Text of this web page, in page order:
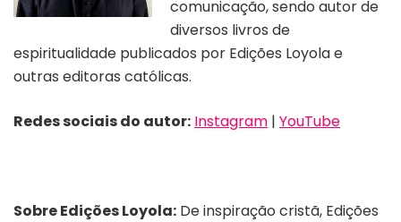
comunicação, sendo autor de
diversos livros de
espiritualidade publicados por Edições Loyola e
outras editoras católicas.
Redes sociais do autor: Instagram | YouTube
Sobre Edições Loyola: De inspiração cristã, Edições